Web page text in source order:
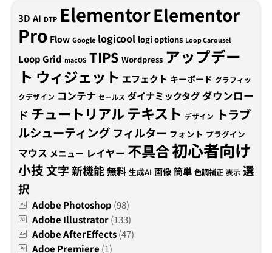
3D AI DTP ElementorElementor
Pro Flow Google logicool logi options Loop Carousel
Loop Grid macOS TIPS Wordpress アップデー
ト ウィジェット エフェクト キーボード グラフィッ
クデザイン コンテナ セールス ダイナミックタグダウンロー
ド チュートリアルテキスト デザイン トラブ
ルシューティング フィルター フォント プラグイン
マウス メニュー レイヤー 不具合初心者向け
小技文字新機能無料 生成AI 画像 簡単 色調補正 表示 選
択
Adobe Photoshop (98)
Adobe Illustrator(133)
Adobe AfterEffects(47)
Adoe Premiere (1)